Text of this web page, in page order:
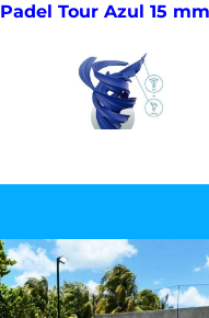
Padel Tour Azul 15